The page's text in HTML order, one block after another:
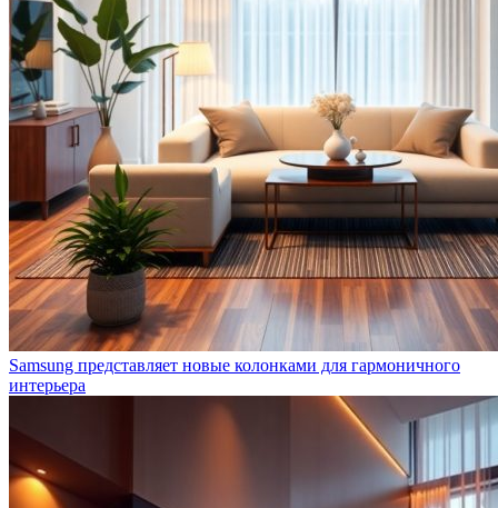
Samsung представляет новые колонками для гармоничного
интерьера